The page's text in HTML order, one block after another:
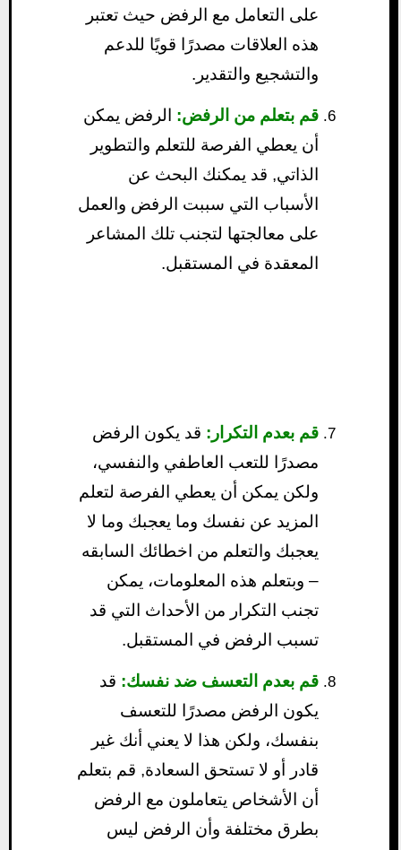
على التعامل مع الرفض حيث تعتبر
هذه العلاقات مصدرًا قويًا للدعم
والتشجيع والتقدير.
قم بتعلم من الرفض: الرفض يمكن
أن يعطي الفرصة للتعلم والتطوير
الذاتي, قد يمكنك البحث عن
الأسباب التي سببت الرفض والعمل
على معالجتها لتجنب تلك المشاعر
المعقدة في المستقبل.
قم بعدم التكرار: قد يكون الرفض
مصدرًا للتعب العاطفي والنفسي،
ولكن يمكن أن يعطي الفرصة لتعلم
المزيد عن نفسك وما يعجبك وما لا
يعجبك والتعلم من اخطائك السابقه
– وبتعلم هذه المعلومات، يمكن
تجنب التكرار من الأحداث التي قد
تسبب الرفض في المستقبل.
قم بعدم التعسف ضد نفسك: قد
يكون الرفض مصدرًا للتعسف
بنفسك، ولكن هذا لا يعني أنك غير
قادر أو لا تستحق السعادة, قم بتعلم
أن الأشخاص يتعاملون مع الرفض
بطرق مختلفة وأن الرفض ليس